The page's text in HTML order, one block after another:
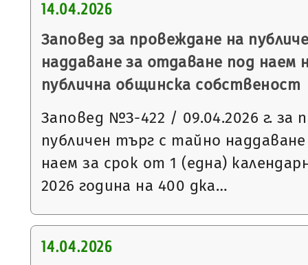
14.04.2026
Заповед за провеждане на
наддаване за отдаване под
публична общинска собственост
Заповед №З-422 / 09.04.2026 г. за
публичен търг с тайно
наем за срок от 1 (една)
2026 година на 400 дка…
14.04.2026